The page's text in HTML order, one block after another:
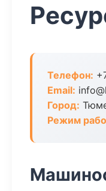
Телефон:
Email:
Город:
Режим